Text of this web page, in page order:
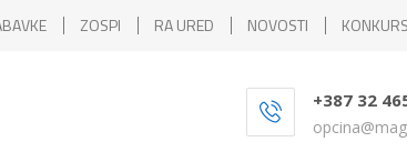
ZOSPI RA URED NOVOSTI
+387 32